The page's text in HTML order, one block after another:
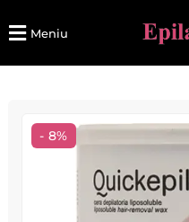
Meniu
- 8%